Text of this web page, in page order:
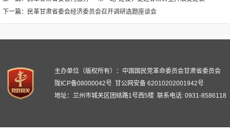
下一篇：
民革甘肃省委会经济委员会召开调研选题座谈会
主办单位（版权所有）：中国国民党革命委员会甘肃省委员会
陇ICP备08000042号 甘公网安备 62010202001942号
地址：兰州市城关区团结路1号西5楼 联系电话: 0931-8586118